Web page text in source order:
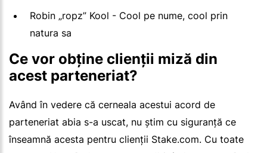
Robin „ropz” Kool - Cool pe nume, cool prin
natura sa
Ce vor obține clienții miză din
acest parteneriat?
Având în vedere că cerneala acestui acord de
parteneriat abia s-a uscat, nu știm cu siguranță ce
înseamnă acesta pentru clienții Stake.com. Cu toate